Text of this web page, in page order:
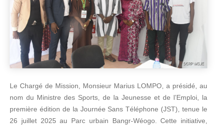
Le Chargé de Mission, Monsieur Marius LOMPO, a présidé, au
nom du Ministre des Sports, de la Jeunesse et de l’Emploi, la
première édition de la Journée Sans Téléphone (JST), tenue le
26 juillet 2025 au Parc urbain Bangr-Wéogo. Cette initiative,